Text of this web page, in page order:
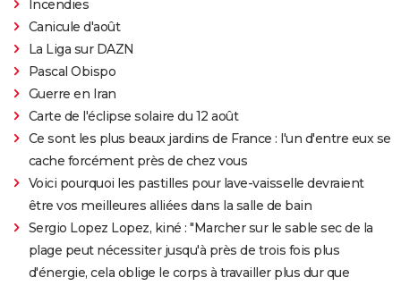
Incendies
Canicule d'août
La Liga sur DAZN
Pascal Obispo
Guerre en Iran
Carte de l'éclipse solaire du 12 août
Ce sont les plus beaux jardins de France : l'un d'entre eux se
cache forcément près de chez vous
Voici pourquoi les pastilles pour lave-vaisselle devraient
être vos meilleures alliées dans la salle de bain
Sergio Lopez Lopez, kiné : "Marcher sur le sable sec de la
plage peut nécessiter jusqu'à près de trois fois plus
d'énergie, cela oblige le corps à travailler plus dur que